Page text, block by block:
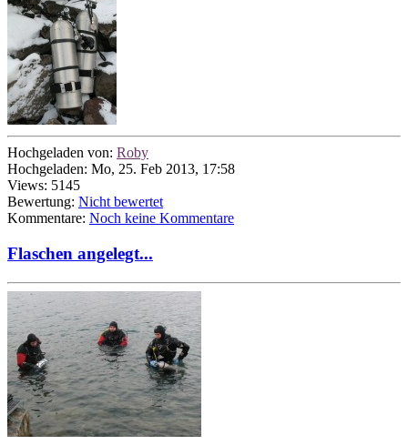
Hochgeladen von: Roby
Hochgeladen: Mo, 25. Feb 2013, 17:58
Views: 5145
Bewertung: Nicht bewertet
Kommentare: Noch keine Kommentare
Flaschen angelegt...